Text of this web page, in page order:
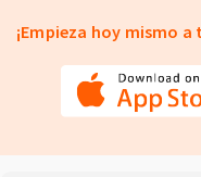
¡Empieza hoy mismo